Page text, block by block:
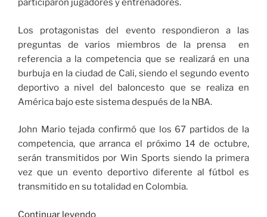
participaron jugadores y entrenadores.
Los protagonistas del evento respondieron a las
preguntas de varios miembros de la prensa en
referencia a la competencia que se realizará en una
burbuja en la ciudad de Cali, siendo el segundo evento
deportivo a nivel del baloncesto que se realiza en
América bajo este sistema después de la NBA.
John Mario tejada confirmó que los 67 partidos de la
competencia, que arranca el próximo 14 de octubre,
serán transmitidos por Win Sports siendo la primera
vez que un evento deportivo diferente al fútbol es
transmitido en su totalidad en Colombia.
Continuar leyendo«Se